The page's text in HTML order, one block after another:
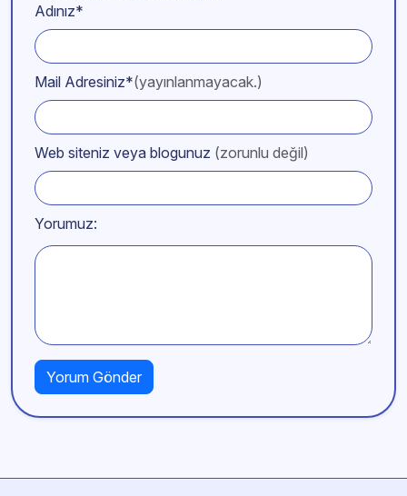
Adınız*
Mail Adresiniz*(yayınlanmayacak.)
Web siteniz veya blogunuz (zorunlu değil)
Yorumuz: